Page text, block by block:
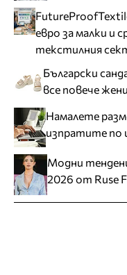
евро за малки и
текстилния
Български
все повече
Намалете
изпратите по
Модни
2026 от Ruse